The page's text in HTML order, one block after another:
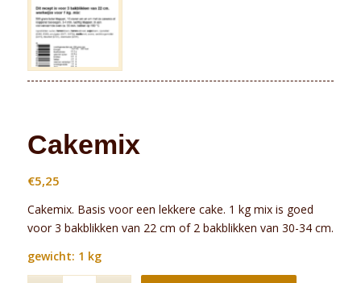
Cakemix
€5,25
Cakemix. Basis voor een lekkere cake. 1 kg mix is goed
voor 3 bakblikken van 22 cm of 2 bakblikken van 30-34 cm.
gewicht: 1 kg